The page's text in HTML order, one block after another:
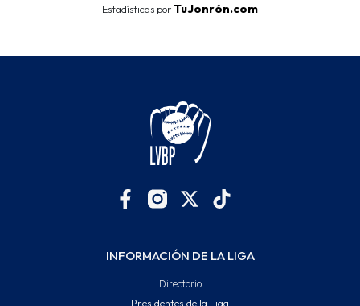
Estadísticas por TuJonrón.com
INFORMACIÓN DE LA LIGA
Directorio
Presidentes de la Liga